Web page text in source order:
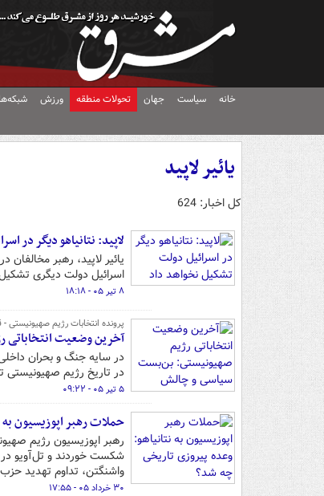
خانه سیاست جهان تحولات منطقه ورزش
یائیر لاپید
کل اخبار: 624
لاپید: نتانیاهو دیگر در
یائیر لاپید، رهبر
اسرائیل دولت دیگری
۸ تیر ۰۵ - ۱۸:۱۸
پرونده انتخابات رژیم صهیونیستی
آخرین وضعیت انتخاباتی
در سایه جنگ و بحران
در تاریخ رژیم
۵ تیر ۰۵ - ۰۹:۲۲
حملات رهبر اپوزیسیون
رهبر اپوزیسیون رژیم
شکست خوردند و تل‌آویو در
واشنگتن، تداوم تهدید
۳۰ خرداد ۰۵ - ۱۷:۵۵